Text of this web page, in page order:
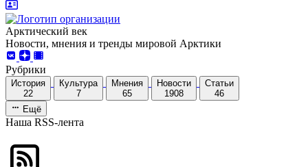
Арктический век
Новости, мнения и тренды мировой Арктики
Рубрики
История
22
Культура
7
Мнения
65
Новости
1908
Статьи
46
Ещё
Наша RSS-лента